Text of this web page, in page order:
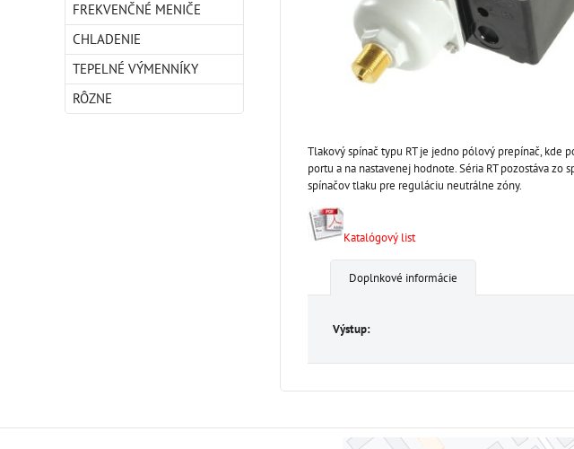
Tlakový spínač typu RT je jedno pólový prepínač, kde
portu a na nastavenej hodnote. Séria RT pozostáva
spínačov tlaku pre reguláciu neutrálne zóny.
Katalógový list
Doplnkové informácie
Výstup:
FREKVENČNÉ MENIČE
CHLADENIE
TEPELNÉ VÝMENNÍKY
RÔZNE